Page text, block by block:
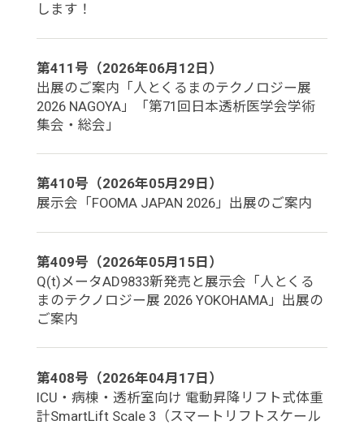
します！
第411号（2026年06月12日）
出展のご案内「人とくるまのテクノロジー展
2026 NAGOYA」「第71回日本透析医学会学術
集会・総会」
第410号（2026年05月29日）
展示会「FOOMA JAPAN 2026」出展のご案内
第409号（2026年05月15日）
Q(t)メータAD9833新発売と展示会「人とくる
まのテクノロジー展 2026 YOKOHAMA」出展の
ご案内
第408号（2026年04月17日）
ICU・病棟・透析室向け 電動昇降リフト式体重
計SmartLift Scale 3（スマートリフトスケール